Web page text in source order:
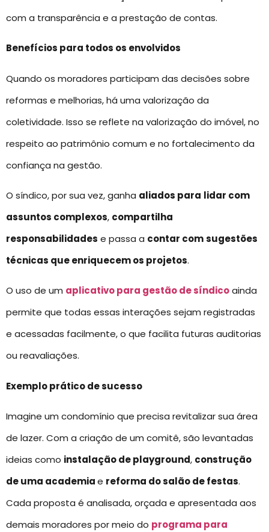
com a transparência e a prestação de contas.
Benefícios para todos os envolvidos
Quando os moradores participam das decisões sobre
reformas e melhorias, há uma valorização da
coletividade. Isso se reflete na valorização do imóvel, no
respeito ao patrimônio comum e no fortalecimento da
confiança na gestão.
O síndico, por sua vez, ganha aliados para lidar com
assuntos complexos, compartilha
responsabilidades e passa a contar comsugestões
técnicas que enriquecem os projetos.
O uso de um aplicativo para gestão de síndicoainda
permite que todas essas interações sejam registradas
e acessadas facilmente, o que facilita futuras auditorias
ou reavaliações.
Exemplo prático de sucesso
Imagine um condomínio que precisa revitalizar sua área
de lazer. Com a criação de um comitê, são levantadas
ideias como instalação de playground, construção
de uma academiae reforma do salão de festas.
Cada proposta é analisada, orçada e apresentada aos
demais moradores por meio do programa para